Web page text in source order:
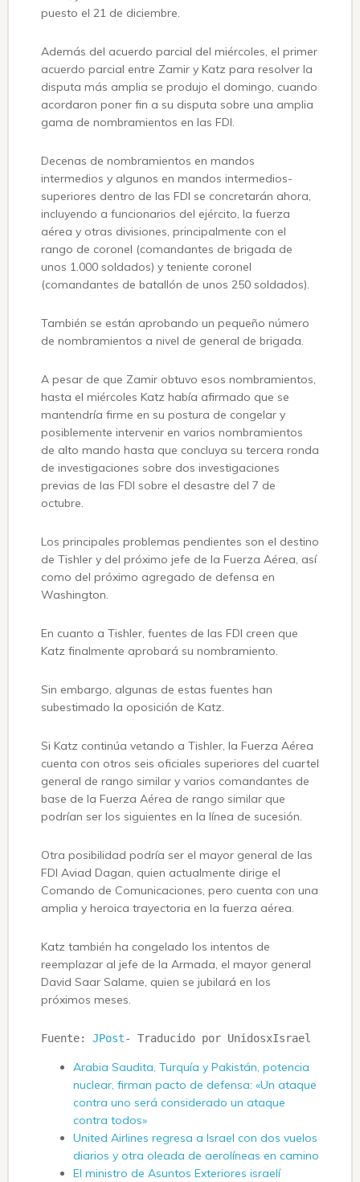
puesto el 21 de diciembre.
Además del acuerdo parcial del miércoles, el primer
acuerdo parcial entre Zamir y Katz para resolver la
disputa más amplia se produjo el domingo, cuando
acordaron poner fin a su disputa sobre una amplia
gama de nombramientos en las FDI.
Decenas de nombramientos en mandos
intermedios y algunos en mandos intermedios-
superiores dentro de las FDI se concretarán ahora,
incluyendo a funcionarios del ejército, la fuerza
aérea y otras divisiones, principalmente con el
rango de coronel (comandantes de brigada de
unos 1.000 soldados) y teniente coronel
(comandantes de batallón de unos 250 soldados).
También se están aprobando un pequeño número
de nombramientos a nivel de general de brigada.
A pesar de que Zamir obtuvo esos nombramientos,
hasta el miércoles Katz había afirmado que se
mantendría firme en su postura de congelar y
posiblemente intervenir en varios nombramientos
de alto mando hasta que concluya su tercera ronda
de investigaciones sobre dos investigaciones
previas de las FDI sobre el desastre del 7 de
octubre.
Los principales problemas pendientes son el destino
de Tishler y del próximo jefe de la Fuerza Aérea, así
como del próximo agregado de defensa en
Washington.
En cuanto a Tishler, fuentes de las FDI creen que
Katz finalmente aprobará su nombramiento.
Sin embargo, algunas de estas fuentes han
subestimado la oposición de Katz.
Si Katz continúa vetando a Tishler, la Fuerza Aérea
cuenta con otros seis oficiales superiores del cuartel
general de rango similar y varios comandantes de
base de la Fuerza Aérea de rango similar que
podrían ser los siguientes en la línea de sucesión.
Otra posibilidad podría ser el mayor general de las
FDI Aviad Dagan, quien actualmente dirige el
Comando de Comunicaciones, pero cuenta con una
amplia y heroica trayectoria en la fuerza aérea.
Katz también ha congelado los intentos de
reemplazar al jefe de la Armada, el mayor general
David Saar Salame, quien se jubilará en los
próximos meses.
Fuente: JPost- Traducido por UnidosxIsrael
Arabia Saudita, Turquía y Pakistán, potencia
nuclear, firman pacto de defensa: «Un ataque
contra uno será considerado un ataque
contra todos»
United Airlines regresa a Israel con dos vuelos
diarios y otra oleada de aerolíneas en camino
El ministro de Asuntos Exteriores israelí